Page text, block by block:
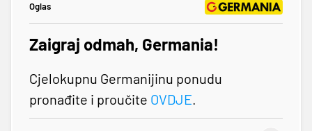
Oglas
Zaigraj odmah, Germania!
Cjelokupnu Germanijinu ponudu
pronađite i proučite OVDJE.